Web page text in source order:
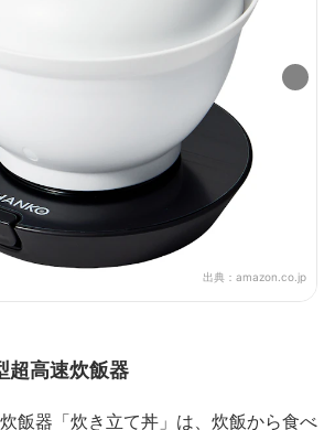
出典： amazon.co.jp
超高速炊飯器
飯器「炊き立て丼」は、炊飯から食べ